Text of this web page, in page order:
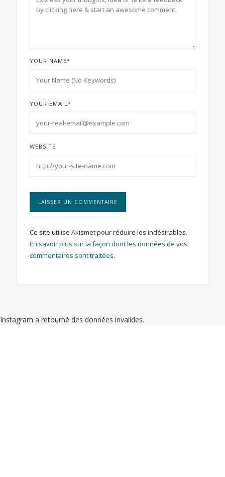
YOUR NAME*
YOUR EMAIL*
WEBSITE
Ce site utilise Akismet pour réduire les indésirables.
En savoir plus sur la façon dont les données de vos
commentaires sont traitées.
Instagram a retourné des données invalides.